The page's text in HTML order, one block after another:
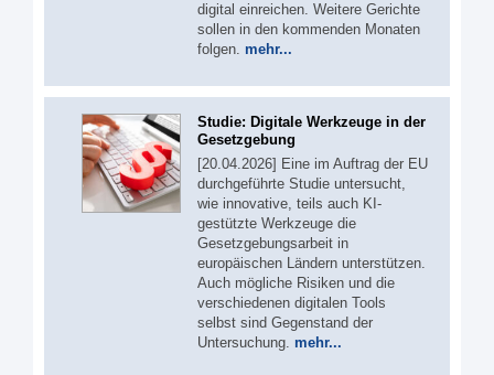
digital einreichen. Weitere Gerichte
sollen in den kommenden Monaten
folgen. mehr...
Studie: Digitale Werkzeuge in der
Gesetzgebung
[20.04.2026] Eine im Auftrag der EU
durchgeführte Studie untersucht,
wie innovative, teils auch KI-
gestützte Werkzeuge die
Gesetzgebungsarbeit in
europäischen Ländern unterstützen.
Auch mögliche Risiken und die
verschiedenen digitalen Tools
selbst sind Gegenstand der
Untersuchung. mehr...